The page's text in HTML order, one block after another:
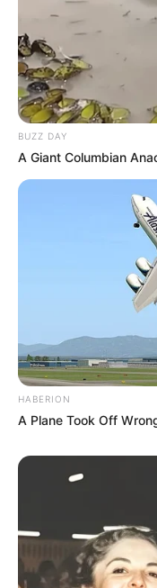
BUZZ DAY
A Giant Columbian
HABERION
A Plane Took Off